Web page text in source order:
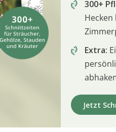
300+
Extra:
Jetzt